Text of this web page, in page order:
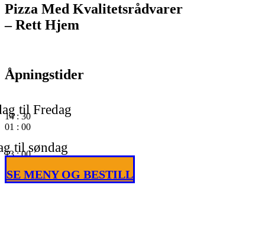
Pizza Med Kvalitetsrådvarer
– Rett Hjem
Åpningstider
til Fredag
14 : 30
01 : 00
til søndag
13: 00
SE MENY OG BESTILL